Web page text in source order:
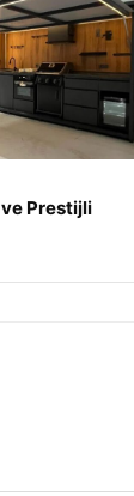
Prestijli